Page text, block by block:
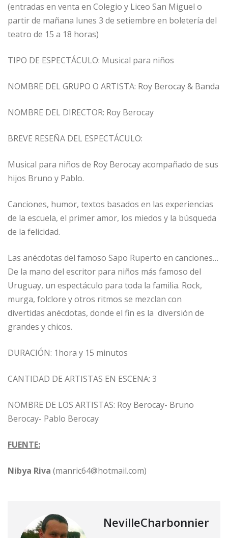
(entradas en venta en Colegio y Liceo San Miguel o
partir de mañana lunes 3 de setiembre en boletería del
teatro de 15 a 18 horas)
TIPO DE ESPECTÁCULO: Musical para niños
NOMBRE DEL GRUPO O ARTISTA: Roy Berocay & Banda
NOMBRE DEL DIRECTOR: Roy Berocay
BREVE RESEÑA DEL ESPECTÁCULO:
Musical para niños de Roy Berocay acompañado de sus
hijos Bruno y Pablo.
Canciones, humor, textos basados en las experiencias
de la escuela, el primer amor, los miedos y la búsqueda
de la felicidad.
Las anécdotas del famoso Sapo Ruperto en canciones…
De la mano del escritor para niños más famoso del
Uruguay, un espectáculo para toda la familia. Rock,
murga, folclore y otros ritmos se mezclan con
divertidas anécdotas, donde el fin es la diversión de
grandes y chicos.
DURACIÓN: 1hora y 15 minutos
CANTIDAD DE ARTISTAS EN ESCENA: 3
NOMBRE DE LOS ARTISTAS: Roy Berocay- Bruno
Berocay- Pablo Berocay
FUENTE:
Nibya Riva (manric64@hotmail.com)
NevilleCharbonnier